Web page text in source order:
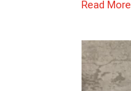
Read More